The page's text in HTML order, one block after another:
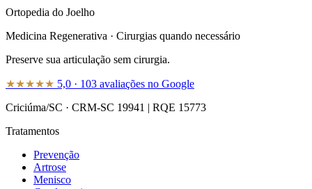
Ortopedia do Joelho
Medicina Regenerativa · Cirurgias quando necessário
Preserve sua articulação sem cirurgia.
★★★★★ 5,0 · 103 avaliações no Google
Criciúma/SC · CRM-SC 19941 | RQE 15773
Tratamentos
Prevenção
Artrose
Menisco